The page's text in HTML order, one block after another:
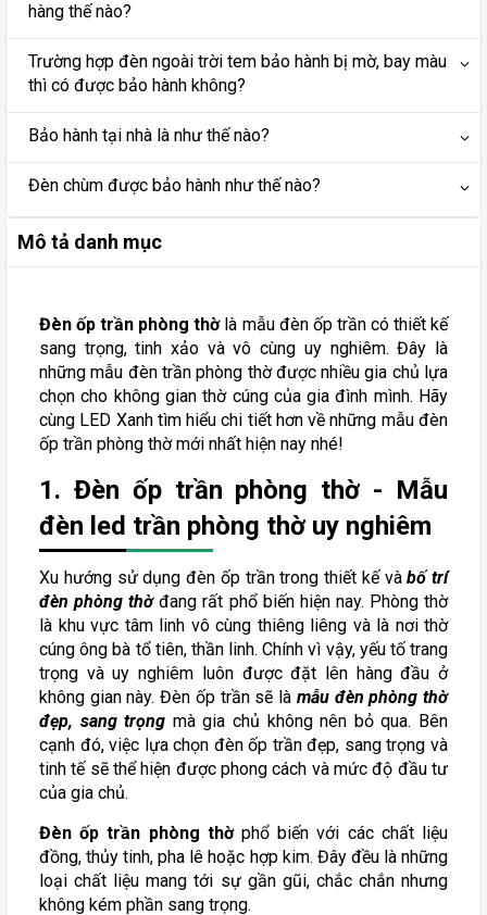
hàng thế nào?
Trường hợp đèn ngoài trời tem bảo hành bị mờ, bay màu
thì có được bảo hành không?
Bảo hành tại nhà là như thế nào?
Đèn chùm được bảo hành như thế nào?
Mô tả danh mục
Đèn ốp trần phòng thờlà mẫu đèn ốp trần có thiết kế
sang trọng, tinh xảo và vô cùng uy nghiêm. Đây là
những mẫu đèn trần phòng thờ được nhiều gia chủ lựa
chọn cho không gian thờ cúng của gia đình mình. Hãy
cùng LED Xanh tìm hiểu chi tiết hơn về những mẫu đèn
ốp trần phòng thờ mới nhất hiện nay nhé!
1. Đèn ốp trần phòng thờ - Mẫu
đèn led trần phòng thờ uy nghiêm
Xu hướng sử dụng đèn ốp trần trong thiết kế vàbố trí
đèn phòng thờđang rất phổ biến hiện nay. Phòng thờ
là khu vực tâm linh vô cùng thiêng liêng và là nơi thờ
cúng ông bà tổ tiên, thần linh. Chính vì vậy, yếu tố trang
trọng và uy nghiêm luôn được đặt lên hàng đầu ở
không gian này. Đèn ốp trần sẽ là mẫu đèn phòng thờ
đẹp, sang trọng mà gia chủ không nên bỏ qua. Bên
cạnh đó, việc lựa chọn đèn ốp trần đẹp, sang trọng và
tinh tế sẽ thể hiện được phong cách và mức độ đầu tư
của gia chủ.
Đèn ốp trần phòng thờphổ biến với các chất liệu
đồng, thủy tinh, pha lê hoặc hợp kim. Đây đều là những
loại chất liệu mang tới sự gần gũi, chắc chắn nhưng
không kém phần sang trọng.